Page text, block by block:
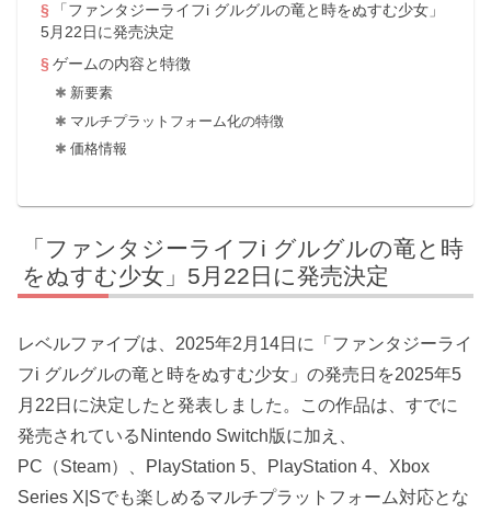
「ファンタジーライフi グルグルの竜と時をぬすむ少女」
5月22日に発売決定
ゲームの内容と特徴
新要素
マルチプラットフォーム化の特徴
価格情報
「ファンタジーライフi グルグルの竜と時
をぬすむ少女」5月22日に発売決定
レベルファイブは、2025年2月14日に「ファンタジーライ
フi グルグルの竜と時をぬすむ少女」の発売日を2025年5
月22日に決定したと発表しました。この作品は、すでに
発売されているNintendo Switch版に加え、
PC（Steam）、PlayStation 5、PlayStation 4、Xbox
Series X|Sでも楽しめるマルチプラットフォーム対応とな